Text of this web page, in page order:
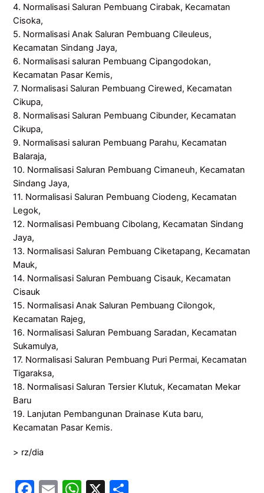
4. Normalisasi Saluran Pembuang Cirabak, Kecamatan
Cisoka,
5. Normalisasi Anak Saluran Pembuang Cileuleus,
Kecamatan Sindang Jaya,
6. Normalisasi saluran Pembuang Cipangodokan,
Kecamatan Pasar Kemis,
7. Normalisasi Saluran Pembuang Cirewed, Kecamatan
Cikupa,
8. Normalisasi Saluran Pembuang Cibunder, Kecamatan
Cikupa,
9. Normalisasi saluran Pembuang Parahu, Kecamatan
Balaraja,
10. Normalisasi Saluran Pembuang Cimaneuh, Kecamatan
Sindang Jaya,
11. Normalisasi Saluran Pembuang Ciodeng, Kecamatan
Legok,
12. Normalisasi Pembuang Cibolang, Kecamatan Sindang
Jaya,
13. Normalisasi Saluran Pembuang Ciketapang, Kecamatan
Mauk,
14. Normalisasi Saluran Pembuang Cisauk, Kecamatan
Cisauk
15. Normalisasi Anak Saluran Pembuang Cilongok,
Kecamatan Rajeg,
16. Normalisasi Saluran Pembuang Saradan, Kecamatan
Sukamulya,
17. Normalisasi Saluran Pembuang Puri Permai, Kecamatan
Tigaraksa,
18. Normalisasi Saluran Tersier Klutuk, Kecamatan Mekar
Baru
19. Lanjutan Pembangunan Drainase Kuta baru,
Kecamatan Pasar Kemis.
> rz/dia